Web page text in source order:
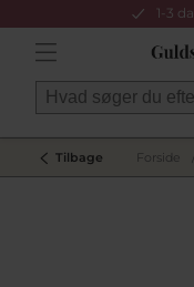
1-3
Tilbage Forside